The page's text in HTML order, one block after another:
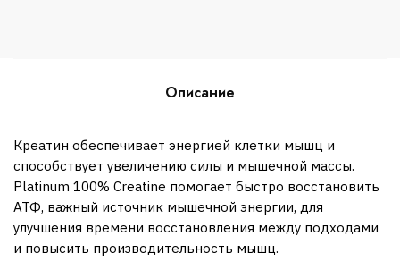
Описание
Креатин обеспечивает энергией клетки мышц и
способствует увеличению силы и мышечной массы.
Platinum 100% Creatine помогает быстро восстановить
АТФ, важный источник мышечной энергии, для
улучшения времени восстановления между подходами
и повысить производительность мышц.